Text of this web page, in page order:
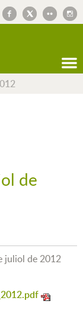
de
juliol de 2012